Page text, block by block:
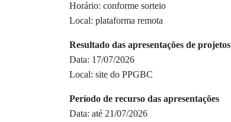
Horário: conforme sorteio
Local: plataforma remota
Resultado das apresentações de projetos
Data: 17/07/2026
Local: site do PPGBC
Período de recurso das apresentações
Data: até 21/07/2026